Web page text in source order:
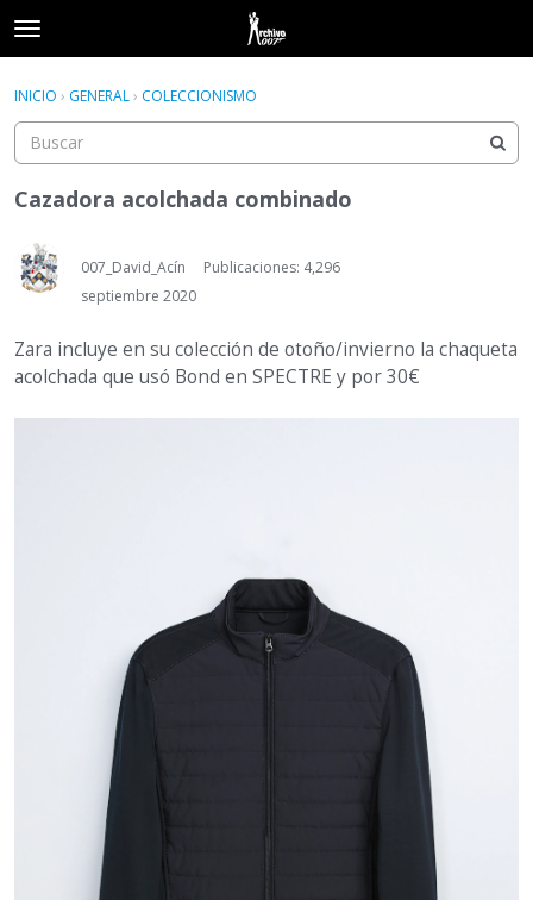
t
o
g
e
m
e
n
u
Acceder
Actividad
Acceder Registrarse
INICIO › GENERAL› COLECCIONISMO
Cazadora acolchada combinado
007_David_Acín
Publicaciones: 4,296
septiembre 2020
Zara incluye en su colección de otoño/invierno la chaqueta
acolchada que usó Bond en SPECTRE y por 30€